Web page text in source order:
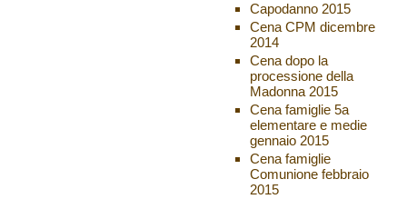
Capodanno 2015
Cena CPM dicembre
2014
Cena dopo la
processione della
Madonna 2015
Cena famiglie 5a
elementare e medie
gennaio 2015
Cena famiglie
Comunione febbraio
2015